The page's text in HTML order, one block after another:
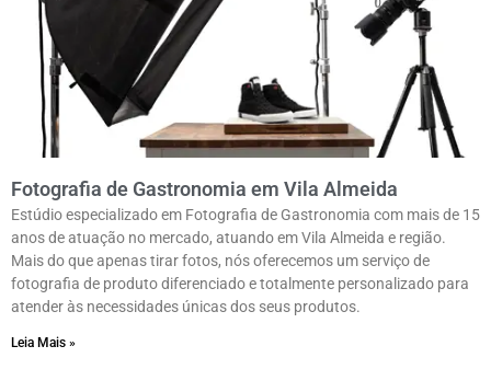
Fotografia de Gastronomia em Vila Almeida
Estúdio especializado em Fotografia de Gastronomia com mais de 15
anos de atuação no mercado, atuando em Vila Almeida e região.
Mais do que apenas tirar fotos, nós oferecemos um serviço de
fotografia de produto diferenciado e totalmente personalizado para
atender às necessidades únicas dos seus produtos.
Leia Mais »